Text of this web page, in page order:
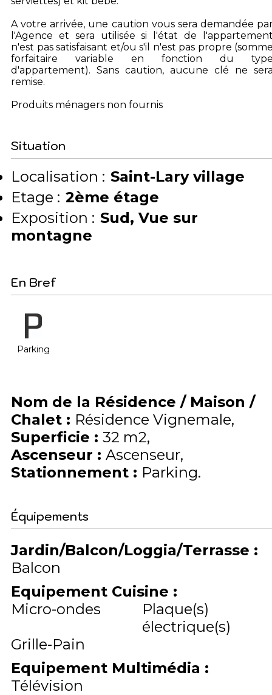
A votre arrivée, une caution vous sera demandée
l'Agence et sera utilisée si l'état de
n'est pas satisfaisant et/ou s'il n'est pas propre
forfaitaire variable en fonction du
d'appartement). Sans caution, aucune clé ne
remise.
Produits ménagers non fournis
Situation
Localisation : Saint-Lary village
Etage : 2ème étage
Exposition : Sud Vue sur
montagne
En Bref
Parking
Nom de la Résidence / Maison /
Chalet : Résidence Vignemale
Superficie : 32 m2
Ascenseur : Ascenseur
Stationnement : Parking
Équipements
Jardin/Balcon/Loggia/Terrasse :
Balcon
Equipement Cuisine :
Micro-ondes
Plaque(s)
électrique(s)
Grille-Pain
Equipement Multimédia :
Télévision